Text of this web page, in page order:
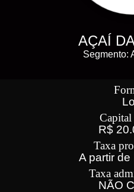
AÇAÍ
Segmento:
R$
Taxa
A partir
Taxa
NÃO